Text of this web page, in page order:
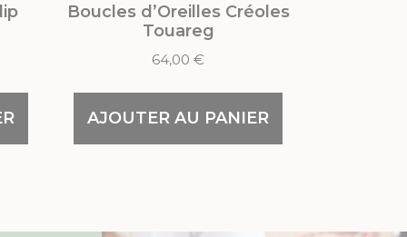
Boucles d’Oreilles Créoles
Touareg
64,00 €
AJOUTER AU PANIER